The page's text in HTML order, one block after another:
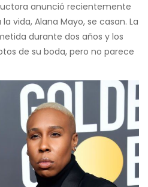
anunció recientemente
vida, Alana Mayo, se casan. La
durante dos años y los
de su boda, pero no parece